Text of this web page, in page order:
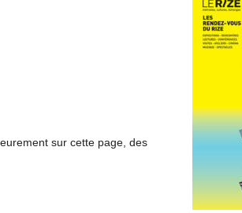
sur cette page, des